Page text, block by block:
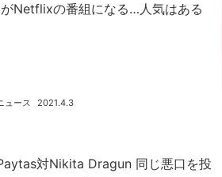
Netflixの番組になる…人気はある
対Nikita Dragun 同じ悪口を投
2021.4.3
ュース